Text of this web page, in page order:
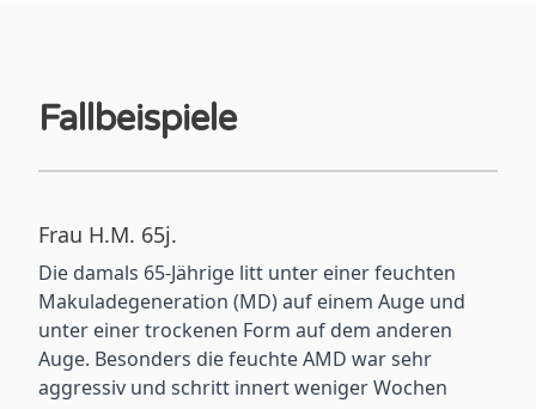
Fallbeispiele
Frau H.M. 65j.
Die damals 65-Jährige litt unter einer feuchten
Makuladegeneration (MD) auf einem Auge und
unter einer trockenen Form auf dem anderen
Auge. Besonders die feuchte AMD war sehr
aggressiv und schritt innert weniger Wochen